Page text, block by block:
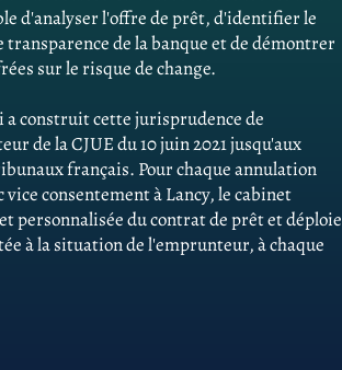
d'analyser l'offre de prêt, d'identifier le
de la banque et de démontrer
sur le risque de change.
a construit cette jurisprudence de
de la CJUE du 10 juin 2021 jusqu'aux
français. Pour chaque annulation
consentement à Lancy, le cabinet
personnalisée du contrat de prêt et déploie
à la situation de l'emprunteur, à chaque